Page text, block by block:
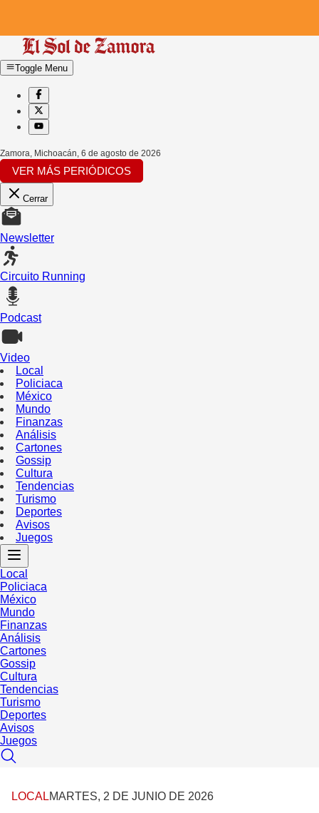
Toggle Menu
Zamora, Michoacán, 6 de agosto de 2026
VER MÁS PERIÓDICOS
Cerrar
Newsletter
Circuito Running
Podcast
Video
Local
Policiaca
México
Mundo
Finanzas
Análisis
Cartones
Gossip
Cultura
Tendencias
Turismo
Deportes
Avisos
Juegos
Local
Policiaca
México
Mundo
Finanzas
Análisis
Cartones
Gossip
Cultura
Tendencias
Turismo
Deportes
Avisos
Juegos
LOCALMARTES, 2 DE JUNIO DE 2026